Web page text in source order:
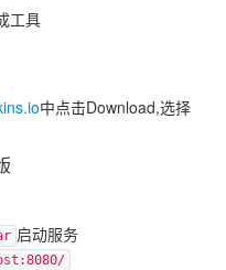
工具
中点击Download,选择
启动服务